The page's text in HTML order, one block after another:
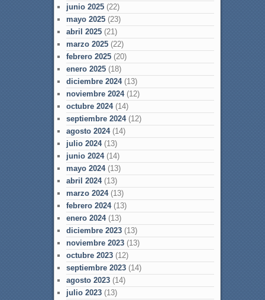
junio 2025(22)
mayo 2025(23)
abril 2025(21)
marzo 2025(22)
febrero 2025(20)
enero 2025(18)
diciembre 2024(13)
noviembre 2024(12)
octubre 2024(14)
septiembre 2024(12)
agosto 2024(14)
julio 2024(13)
junio 2024(14)
mayo 2024(13)
abril 2024(13)
marzo 2024(13)
febrero 2024(13)
enero 2024(13)
diciembre 2023(13)
noviembre 2023(13)
octubre 2023(12)
septiembre 2023(14)
agosto 2023(14)
julio 2023(13)